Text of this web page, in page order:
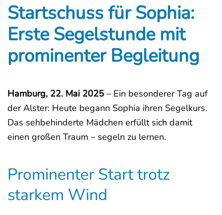
Startschuss für Sophia:
Erste Segelstunde mit
prominenter Begleitung
Hamburg, 22. Mai 2025 – Ein besonderer Tag auf
der Alster: Heute begann Sophia ihren Segelkurs.
Das sehbehinderte Mädchen erfüllt sich damit
einen großen Traum – segeln zu lernen.
Prominenter Start trotz
starkem Wind